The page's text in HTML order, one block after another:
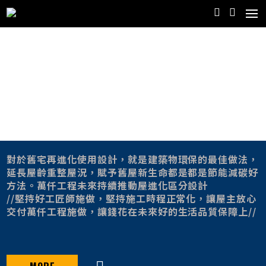
對於舊宅再進化使用設計，就是建築物環保的最佳做法，
延長屋齡重整屋況，賦予舊屋新生命都是都是節能減碳好
方法。萬仟工程未來持續推動屋進化區分設計
//堅持好工匠師施做，堅持施工時程正常化，讓屋主放心
交付萬仟工程施做，讓錢花在未來好的生活品質保障上//